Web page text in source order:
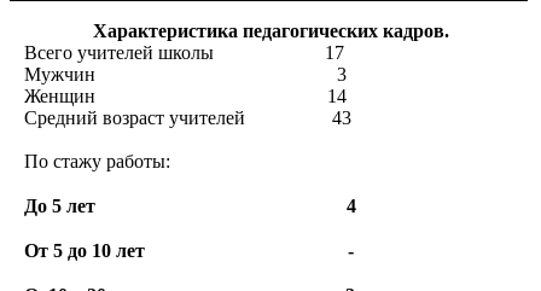
Характеристика педагогических кадров.
Всего учителей школы 17
Мужчин 3
Женщин 14
Средний возраст учителей 43
По стажу работы:
До 5 лет 4
От 5 до 10 лет -